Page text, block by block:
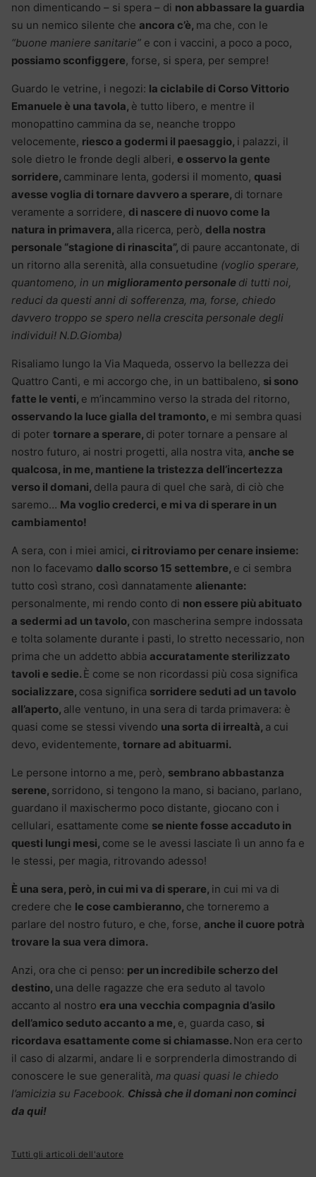
non dimenticando – si spera – di non abbassare la guardia
su un nemico silente che ancora c’è, ma che, con le
“buone maniere sanitarie” e con i vaccini, a poco a poco,
possiamo sconfiggere, forse, si spera, per sempre!
Guardo le vetrine, i negozi: la ciclabile di Corso Vittorio
Emanuele è una tavola, è tutto libero, e mentre il
monopattino cammina da se, neanche troppo
velocemente, riesco a godermi il paesaggio, i palazzi, il
sole dietro le fronde degli alberi, e osservo la gente
sorridere, camminare lenta, godersi il momento, quasi
avesse voglia di tornare davvero a sperare, di tornare
veramente a sorridere, di nascere di nuovo come la
natura in primavera, alla ricerca, però, della nostra
personale “stagione di rinascita”, di paure accantonate, di
un ritorno alla serenità, alla consuetudine (voglio sperare,
quantomeno, in un miglioramento personale di tutti noi,
reduci da questi anni di sofferenza, ma, forse, chiedo
davvero troppo se spero nella crescita personale degli
individui! N.D.Giomba)
Risaliamo lungo la Via Maqueda, osservo la bellezza dei
Quattro Canti, e mi accorgo che, in un battibaleno, si sono
fatte le venti, e m’incammino verso la strada del ritorno,
osservando la luce gialla del tramonto, e mi sembra quasi
di poter tornare a sperare, di poter tornare a pensare al
nostro futuro, ai nostri progetti, alla nostra vita, anche se
qualcosa, in me, mantiene la tristezza dell’incertezza
verso il domani, della paura di quel che sarà, di ciò che
saremo… Ma voglio crederci, e mi va di sperare in un
cambiamento!
A sera, con i miei amici, ci ritroviamo per cenare insieme:
non lo facevamo dallo scorso 15 settembre, e ci sembra
tutto così strano, così dannatamente alienante:
personalmente, mi rendo conto di non essere più abituato
a sedermi ad un tavolo, con mascherina sempre indossata
e tolta solamente durante i pasti, lo stretto necessario, non
prima che un addetto abbia accuratamente sterilizzato
tavoli e sedie. È come se non ricordassi più cosa significa
socializzare, cosa significa sorridere seduti ad un tavolo
all’aperto, alle ventuno, in una sera di tarda primavera: è
quasi come se stessi vivendo una sorta di irrealtà, a cui
devo, evidentemente, tornare ad abituarmi.
Le persone intorno a me, però, sembrano abbastanza
serene, sorridono, si tengono la mano, si baciano, parlano,
guardano il maxischermo poco distante, giocano con i
cellulari, esattamente come se niente fosse accaduto in
questi lungi mesi, come se le avessi lasciate lì un anno fa e
le stessi, per magia, ritrovando adesso!
È una sera, però, in cui mi va di sperare, in cui mi va di
credere che le cose cambieranno, che torneremo a
parlare del nostro futuro, e che, forse, anche il cuore potrà
trovare la sua vera dimora.
Anzi, ora che ci penso: per un incredibile scherzo del
destino, una delle ragazze che era seduto al tavolo
accanto al nostro era una vecchia compagnia d’asilo
dell’amico seduto accanto a me, e, guarda caso, si
ricordava esattamente come si chiamasse. Non era certo
il caso di alzarmi, andare li e sorprenderla dimostrando di
conoscere le sue generalità, ma quasi quasi le chiedo
l’amicizia su Facebook. Chissà che il domani non cominci
da qui!
Tutti gli articoli dell'autore